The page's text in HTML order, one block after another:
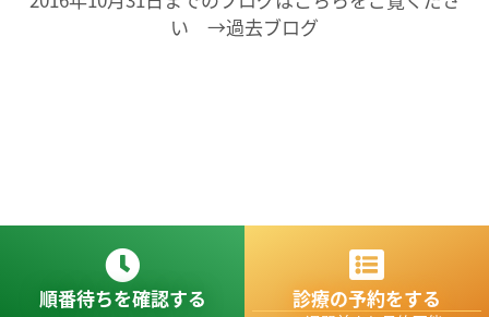
い →過去ブログ
順番待ちを確認する 診療の予約をする